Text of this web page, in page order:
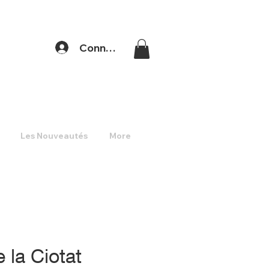
Connexion
Les Nouveautés More
la Ciotat